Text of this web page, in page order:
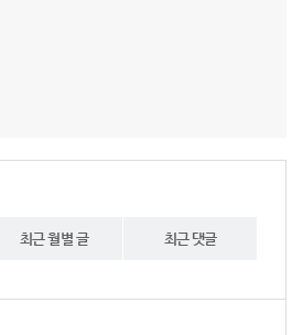
최근 월별 글 최근 댓글